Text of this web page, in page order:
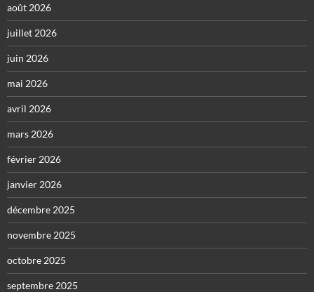
août 2026
juillet 2026
juin 2026
mai 2026
avril 2026
mars 2026
février 2026
janvier 2026
décembre 2025
novembre 2025
octobre 2025
septembre 2025